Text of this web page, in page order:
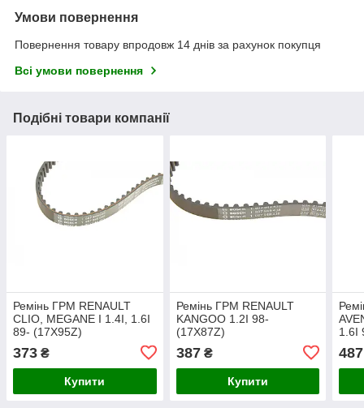
Умови повернення
Повернення товару впродовж 14 днів за рахунок покупця
Всі умови повернення
Подібні товари компанії
Ремінь ГРМ RENAULT
CLIO, MEGANE I 1.4I, 1.6I
89- (17X95Z)
373 ₴
Купити
Ремінь ГРМ RENAULT
KANGOO 1.2I 98-
(17X87Z)
387₴
Купити
1.6I
487